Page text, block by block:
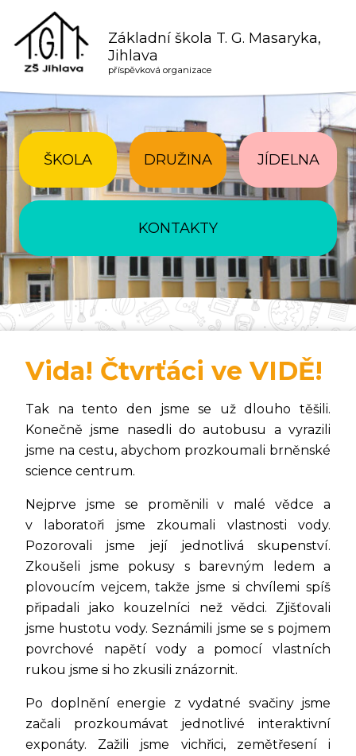
Základní škola T. G. Masaryka,
Jihlava
příspěvková organizace
ŠKOLA DRUŽINA JÍDELNA
KONTAKTY
Vida! Čtvrťáci ve VIDĚ!
Tak na tento den jsme se už dlouho těšili.
Konečně jsme nasedli do autobusu a vyrazili
jsme na cestu, abychom prozkoumali brněnské
science centrum.
Nejprve jsme se proměnili v malé vědce a
v laboratoři jsme zkoumali vlastnosti vody.
Pozorovali jsme její jednotlivá skupenství.
Zkoušeli jsme pokusy s barevným ledem a
plovoucím vejcem, takže jsme si chvílemi spíš
připadali jako kouzelníci než vědci. Zjišťovali
jsme hustotu vody. Seznámili jsme se s pojmem
povrchové napětí vody a pomocí vlastních
rukou jsme si ho zkusili znázornit.
Po doplnění energie z vydatné svačiny jsme
začali prozkoumávat jednotlivé interaktivní
exponáty. Zažili jsme vichřici, zemětřesení i